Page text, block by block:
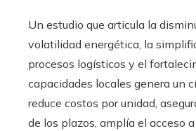
Un estudio que articula la
volatilidad energética, la
procesos logísticos y el
capacidades locales genera un
reduce costos por unidad,
de los plazos, amplía el acceso